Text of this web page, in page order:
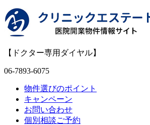
【ドクター専用ダイヤル】
06-7893-6075
物件選びのポイント
キャンペーン
お問い合わせ
個別相談ご予約